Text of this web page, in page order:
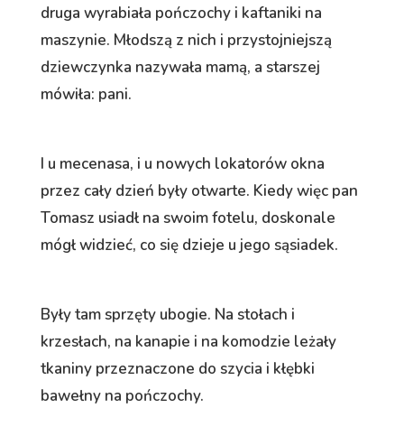
druga wyrabiała pończochy i kaftaniki na
maszynie. Młodszą z nich i przystojniejszą
dziewczynka nazywała mamą, a starszej
mówiła: pani.
I u mecenasa, i u nowych lokatorów okna
przez cały dzień były otwarte. Kiedy więc pan
Tomasz usiadł na swoim fotelu, doskonale
mógł widzieć, co się dzieje u jego sąsiadek.
Były tam sprzęty ubogie. Na stołach i
krzesłach, na kanapie i na komodzie leżały
tkaniny przeznaczone do szycia i kłębki
bawełny na pończochy.